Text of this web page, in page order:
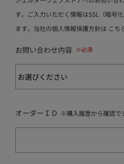
す。ご入力いただく情報はSSL（暗号
ます。当社の個人情報保護方針は こち
お問い合わせ内容
オーダーＩＤ ※購入履歴から確認で